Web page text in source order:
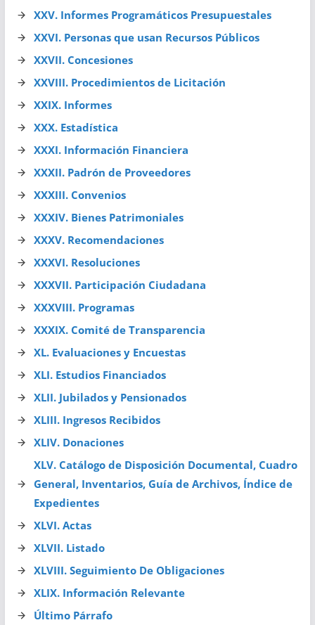
XXV. Informes Programáticos Presupuestales
XXVI. Personas que usan Recursos Públicos
XXVII. Concesiones
XXVIII. Procedimientos de Licitación
XXIX. Informes
XXX. Estadística
XXXI. Información Financiera
XXXII. Padrón de Proveedores
XXXIII. Convenios
XXXIV. Bienes Patrimoniales
XXXV. Recomendaciones
XXXVI. Resoluciones
XXXVII. Participación Ciudadana
XXXVIII. Programas
XXXIX. Comité de Transparencia
XL. Evaluaciones y Encuestas
XLI. Estudios Financiados
XLII. Jubilados y Pensionados
XLIII. Ingresos Recibidos
XLIV. Donaciones
XLV. Catálogo de Disposición Documental, Cuadro
General, Inventarios, Guía de Archivos, Índice de
Expedientes
XLVI. Actas
XLVII. Listado
XLVIII. Seguimiento De Obligaciones
XLIX. Información Relevante
Último Párrafo